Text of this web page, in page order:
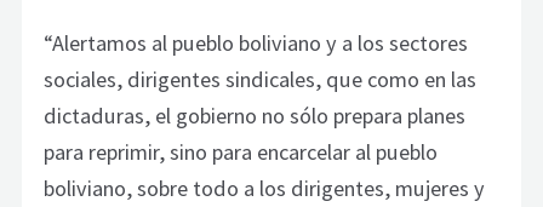
“Alertamos al pueblo boliviano y a los sectores
sociales, dirigentes sindicales, que como en las
dictaduras, el gobierno no sólo prepara planes
para reprimir, sino para encarcelar al pueblo
boliviano, sobre todo a los dirigentes, mujeres y